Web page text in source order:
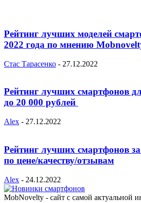
Рейтинг лучших моделей
2022 года по мнению
Стас Тарасенко - 27.12.2022
Рейтинг лучших смартфонов
до 20 000 рублей
Alex - 27.12.2022
Рейтинг лучших смартфонов за
по цене/качеству/отзывам
Alex - 24.12.2022
MobNovelty - сайт с самой актуальной